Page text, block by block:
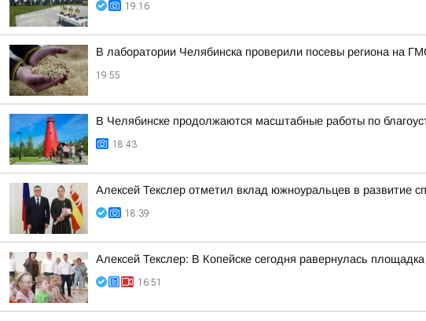
19:16
В лаборатории Челябинска проверили посевы региона на
19:55
В Челябинске продолжаются масштабные работы по
18:43
Алексей Текслер отметил вклад южноуральцев в развитие
18:39
Алексей Текслер: В Копейске сегодня равернулась
16:51